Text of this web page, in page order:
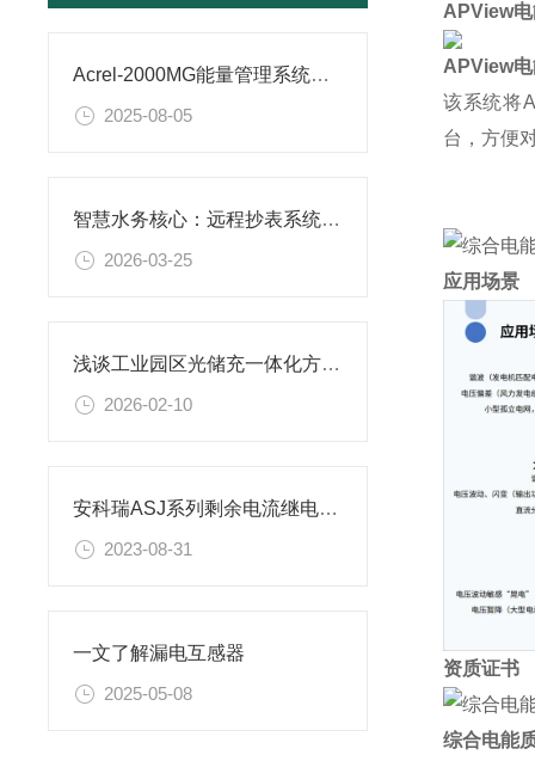
Acrel-2000MG能量管理系统在17.25MW/33.5MWh储能项目中的应用
2025-08-05
智慧水务核心：远程抄表系统架构与组网方案
2026-03-25
浅谈工业园区光储充一体化方案配置
2026-02-10
安科瑞ASJ系列剩余电流继电器在煤矿的应用
2023-08-31
一文了解漏电互感器
2025-05-08
APView
APView
该系统将
台，方便
应用场景
资质证书
综合电能